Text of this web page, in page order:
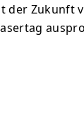
der Zukunft